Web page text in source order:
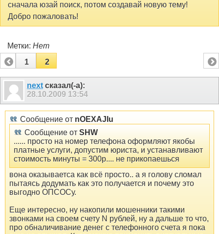
сначала юзай поиск, потом создавай новую тему!
Добро пожаловать!
Метки: Нет
1
2
next сказал(-а):
28.10.2009 13:54
Сообщение от nOEXAJIu
Сообщение от SHW
...... просто на номер телефона оформляют якобы
платные услуги, допустим юриста, и устанавливают
стоимость минуты = 300р.... не прикопаешься
вона оказываетса как всё просто.. а я голову сломал
пытаясь додумать как это получается и почему это
выгодно ОПСОСу.
Еще интересно, ну накопили мошенники такими
звонками на своем счету N рублей, ну а дальше то что,
про обналичивание денег с телефонного счета я пока